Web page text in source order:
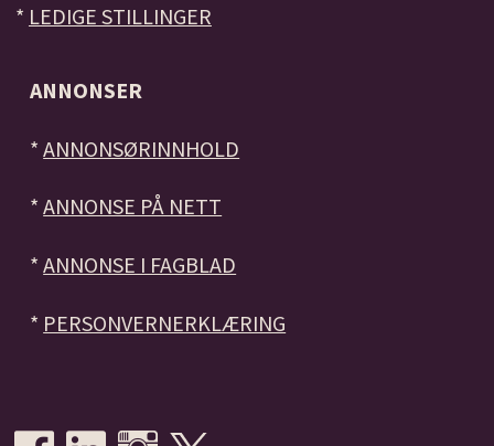
* LEDIGE STILLINGER
ANNONSER
*ANNONSØRINNHOLD
*ANNONSE PÅ NETT
*ANNONSE I FAGBLAD
* PERSONVERNERKLÆRING